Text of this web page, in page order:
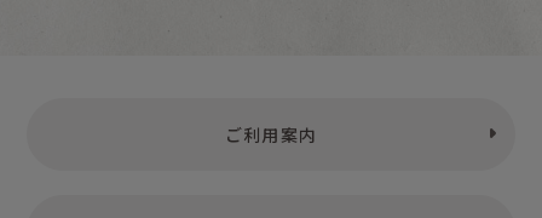
ご利用案内